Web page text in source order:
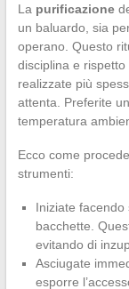
La purificazione
un baluardo, sia
operano. Questo
disciplina e rispetto
realizzate più
attenta. Preferite
temperatura
Ecco come
strumenti:
Iniziate facendo
bacchette.
evitando di
Asciugate
esporre